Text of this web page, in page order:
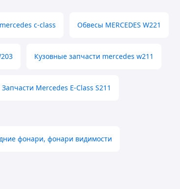
c-class Обвесы MERCEDES W221
Кузовные запчасти mercedes w211
Запчасти Mercedes E-Class S211
фонари, фонари видимости